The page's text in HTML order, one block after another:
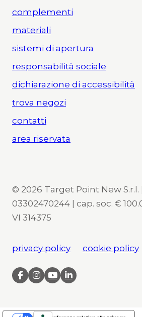
complementi
materiali
sistemi di apertura
responsabilità sociale
dichiarazione di accessibilità
trova negozi
contatti
area riservata
© 2026 Target Point New S.r.l.
03302470244 | cap. soc. €
VI 314375
privacy policy cookie policy